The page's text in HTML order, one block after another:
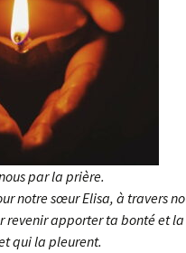
par la prière.
notre sœur Elisa, à travers
revenir apporter ta bonté et
qui la pleurent.